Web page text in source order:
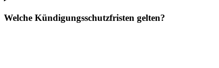
Welche Kündigungsschutzfristen gelten?